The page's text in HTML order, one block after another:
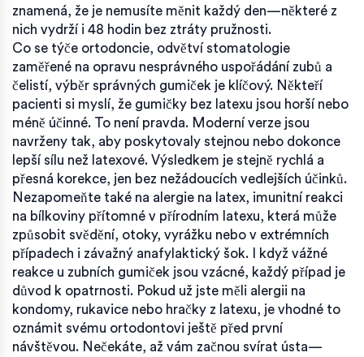
znamená, že je nemusíte měnit každý den—některé z
nich vydrží i 48 hodin bez ztráty pružnosti.
Co se týče ortodoncie, odvětví stomatologie
zaměřené na opravu nesprávného uspořádání zubů a
čelistí, výběr správných gumiček je klíčový. Někteří
pacienti si myslí, že gumičky bez latexu jsou horší nebo
méně účinné. To není pravda. Moderní verze jsou
navrženy tak, aby poskytovaly stejnou nebo dokonce
lepší sílu než latexové. Výsledkem je stejně rychlá a
přesná korekce, jen bez nežádoucích vedlejších účinků.
Nezapomeňte také na alergie na latex, imunitní reakci
na bílkoviny přítomné v přírodním latexu, která může
způsobit svědění, otoky, vyrážku nebo v extrémních
případech i závažný anafylaktický šok. I když vážné
reakce u zubních gumiček jsou vzácné, každý případ je
důvod k opatrnosti. Pokud už jste měli alergii na
kondomy, rukavice nebo hračky z latexu, je vhodné to
oznámit svému ortodontovi ještě před první
návštěvou. Nečekáte, až vám začnou svírat ústa—